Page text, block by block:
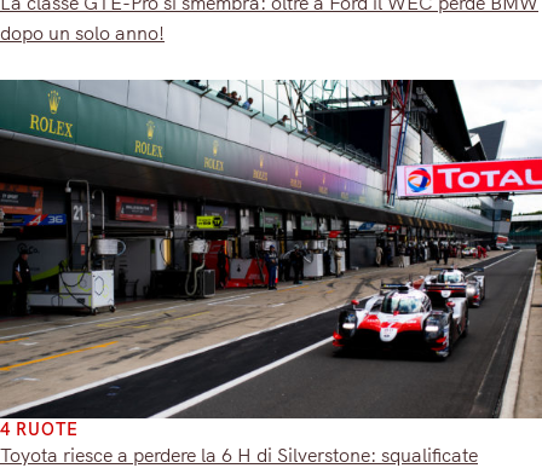
dopo un solo anno!
4 RUOTE
Toyota riesce a perdere la 6 H di Silverstone: squalificate